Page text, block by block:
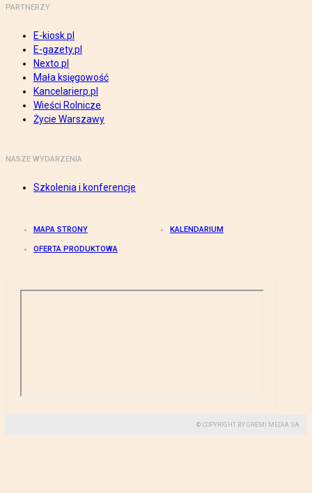
PARTNERZY
E-kiosk.pl
E-gazety.pl
Nexto.pl
Mała księgowość
Kancelarierp.pl
Wieści Rolnicze
Życie Warszawy
NASZE WYDARZENIA
Szkolenia i konferencje
MAPA STRONY KALENDARIUM
OFERTA PRODUKTOWA
© COPYRIGHT BY GREMI MEDIA SA